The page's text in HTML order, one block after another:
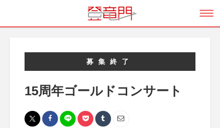
募集終了
15周年ゴールドコンサート